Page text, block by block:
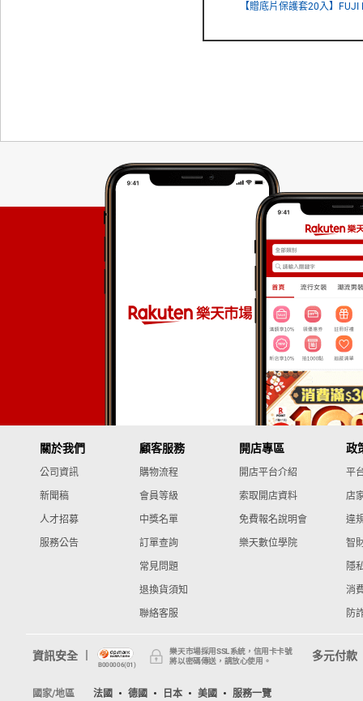
【贈底片保護套20入】
關於我們
公司資訊
新聞稿
人才招募
服務公告
顧客服務
購物流程
會員等級
中獎名單
訂單查詢
常見問題
退換貨須知
聯絡客服
開店專區
開店平台介紹
索取開店資料
免費報名說明會
樂天數位學院
政
平
店
違
智
隱
消
防
資訊安全
B000006(01)
樂天市場採用SSL系統，信用卡卡號
將以密碼傳送，請放心使用。
多元付款
國家/地區 法國 德國 日本 美國 服務一覽